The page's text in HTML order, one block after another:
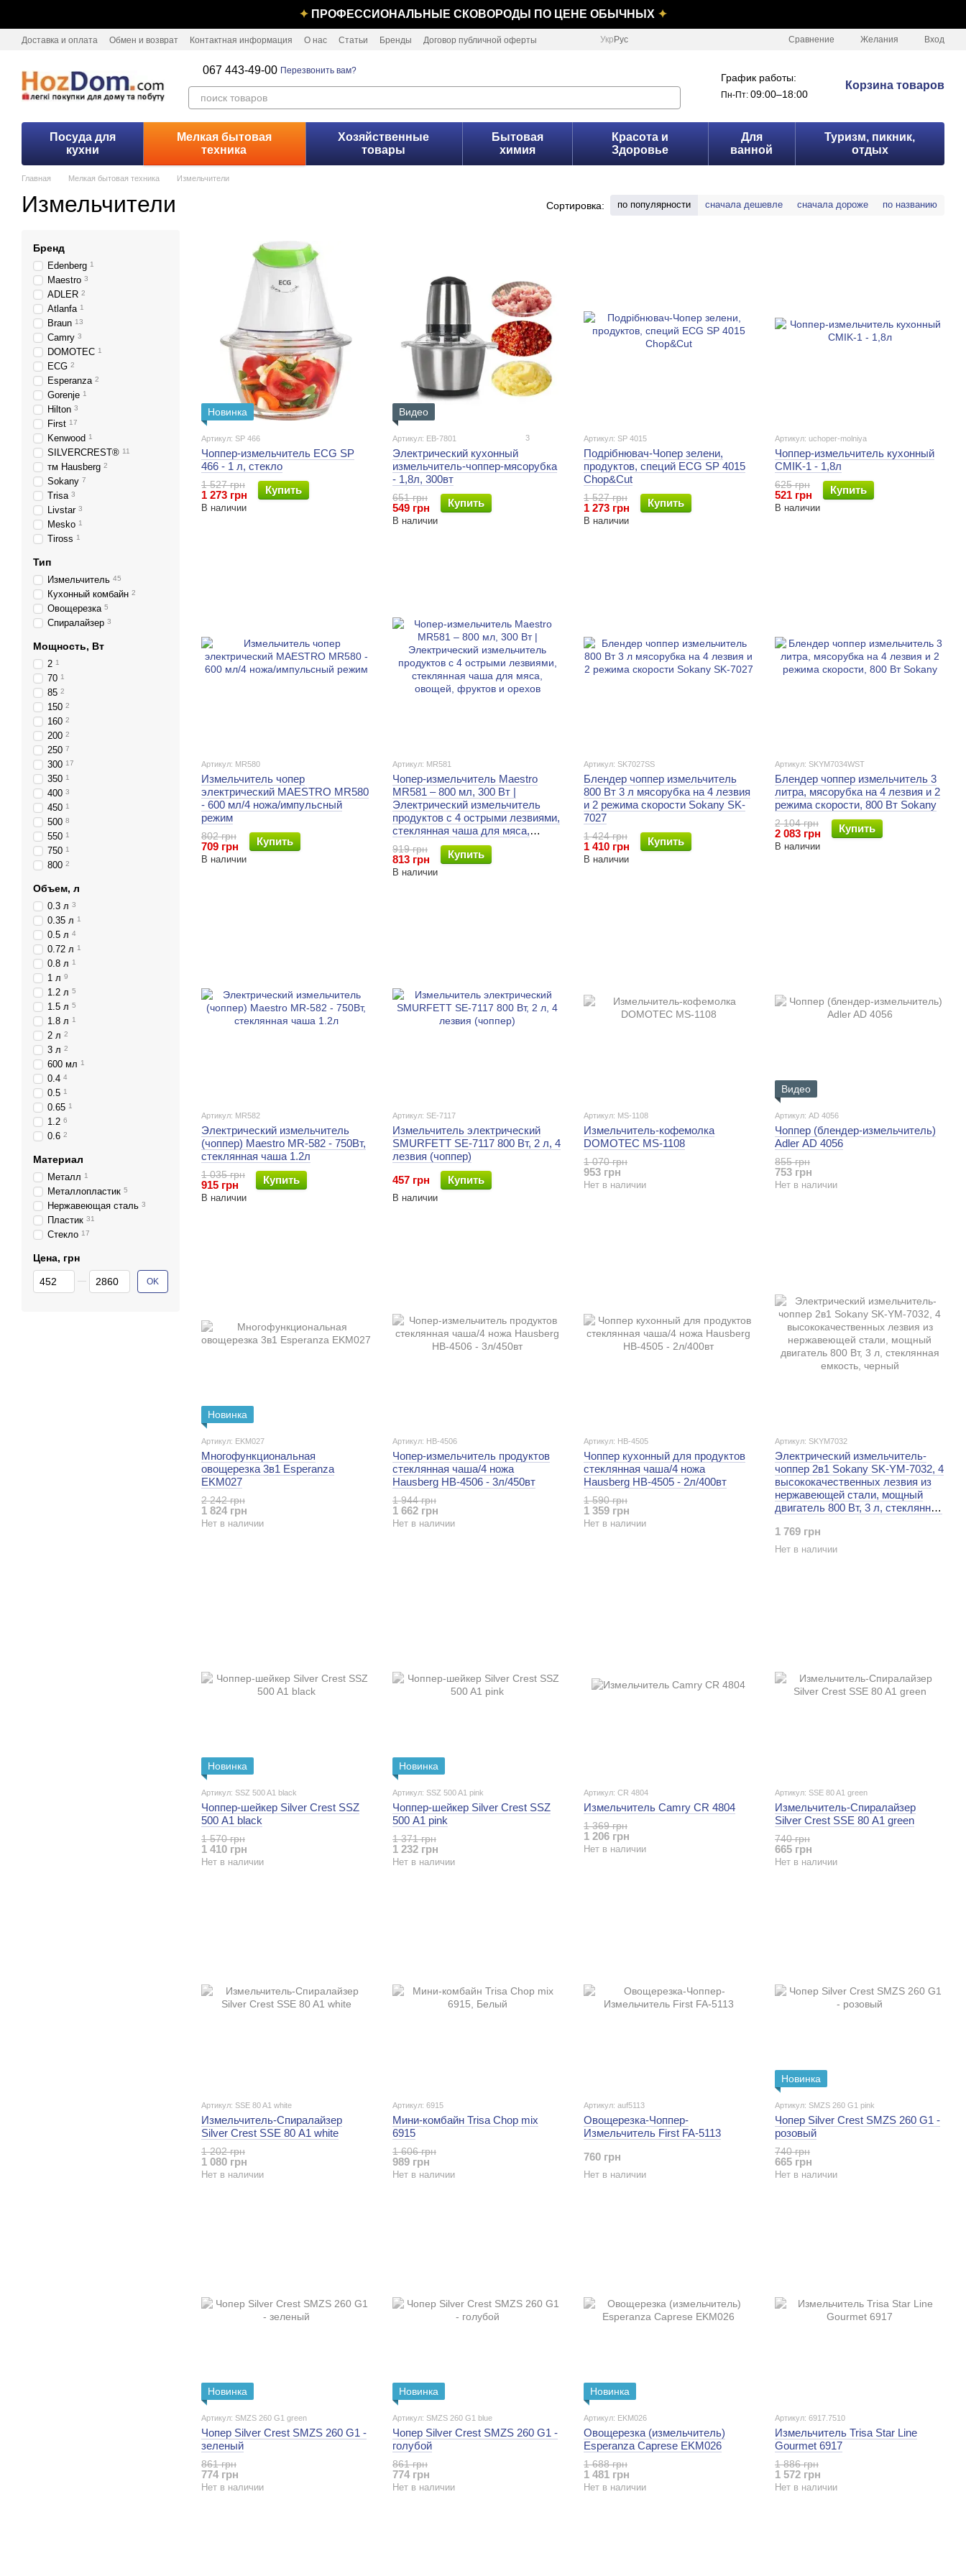
✦ ПРОФЕССИОНАЛЬНЫЕ СКОВОРОДЫ ПО ЦЕНЕ ОБЫЧНЫХ ✦
Доставка и оплата Обмен и возврат Контактная информация О нас Статьи Бренды Договор публичной оферты Укр Рус Сравнение Желания Вход
067 443-49-00 Перезвонить вам?
График работы:
Пн-Пт: 09:00–18:00
Корзина товаров
Посуда для
кухни
Мелкая бытовая
техника
Хозяйственные
товары
Бытовая
химия
Красота и
Здоровье
Для
ванной
Туризм, пикник,
отдых
Главная Мелкая бытовая техника Измельчители
Измельчители Сортировка: по популярности сначала дешевле сначала дороже по названию
Новинка
Артикул: SP 466
Чоппер-измельчитель ECG SP
466 - 1 л, стекло
1 527 грн
1 273 грн Купить
В наличии
Видео
Артикул: EB-7801 3
Электрический кухонный
измельчитель-чоппер-мясорубка
- 1,8л, 300вт
651 грн
549 грн Купить
В наличии
Артикул: SP 4015
Подрібнювач-Чопер зелени,
продуктов, специй ECG SP 4015
Chop&Cut
1 527 грн
1 273 грн Купить
В наличии
Артикул: uchoper-molniya
Чоппер-измельчитель кухонный
CMIK-1 - 1,8л
625 грн
521 грн Купить
В наличии
Артикул: MR580
Измельчитель чопер
электрический MAESTRO MR580
- 600 мл/4 ножа/импульсный
режим
802 грн
709 грн Купить
В наличии
Артикул: MR581
Чопер-измельчитель Maestro
MR581 – 800 мл, 300 Вт |
Электрический измельчитель
продуктов с 4 острыми лезвиями,
стеклянная чаша для мяса,
овощей, фруктов и орехов
919 грн
813 грн Купить
В наличии
Артикул: SK7027SS
Блендер чоппер измельчитель
800 Вт 3 л мясорубка на 4 лезвия
и 2 режима скорости Sokany SK-
7027
1 424 грн
1 410 грн Купить
В наличии
Артикул: SKYM7034WST
Блендер чоппер измельчитель 3
литра, мясорубка на 4 лезвия и 2
режима скорости, 800 Вт Sokany
2 104 грн
2 083 грн Купить
В наличии
Артикул: MR582
Электрический измельчитель
(чоппер) Maestro MR-582 - 750Вт,
стеклянная чаша 1.2л
1 035 грн
915 грн Купить
В наличии
Артикул: SE-7117
Измельчитель электрический
SMURFETT SE-7117 800 Вт, 2 л, 4
лезвия (чоппер)
457 грн
Купить
В наличии
Артикул: MS-1108
Измельчитель-кофемолка
DOMOTEC MS-1108
1 070 грн
953 грн
Нет в наличии
Видео
Артикул: AD 4056
Чоппер (блендер-измельчитель)
Adler AD 4056
855 грн
753 грн
Нет в наличии
Новинка
Артикул: EKM027
Многофункциональная
овощерезка 3в1 Esperanza
EKM027
2 242 грн
1 824 грн
Нет в наличии
Артикул: HB-4506
Чопер-измельчитель продуктов
стеклянная чаша/4 ножа
Hausberg HB-4506 - 3л/450вт
1 944 грн
1 662 грн
Нет в наличии
Артикул: HB-4505
Чоппер кухонный для продуктов
стеклянная чаша/4 ножа
Hausberg HB-4505 - 2л/400вт
1 590 грн
1 359 грн
Нет в наличии
Артикул: SKYM7032
Электрический измельчитель-
чоппер 2в1 Sokany SK-YM-7032, 4
высококачественных лезвия из
нержавеющей стали, мощный
двигатель 800 Вт, 3 л, стеклянная
1 769 грн
Нет в наличии
Новинка
Артикул: SSZ 500 A1 black
Чоппер-шейкер Silver Crest SSZ
500 A1 black
1 570 грн
1 410 грн
Нет в наличии
Новинка
Артикул: SSZ 500 A1 pink
Чоппер-шейкер Silver Crest SSZ
500 A1 pink
1 371 грн
1 232 грн
Нет в наличии
Артикул: CR 4804
Измельчитель Camry CR 4804
1 369 грн
1 206 грн
Нет в наличии
Артикул: SSE 80 A1 green
Измельчитель-Спиралайзер
Silver Crest SSE 80 A1 green
740 грн
665 грн
Нет в наличии
Артикул: SSE 80 A1 white
Измельчитель-Спиралайзер
Silver Crest SSE 80 A1 white
1 202 грн
1 080 грн
Нет в наличии
Артикул: 6915
Мини-комбайн Trisa Сhop mix
6915
1 606 грн
989 грн
Нет в наличии
Артикул: auf5113
Овощерезка-Чоппер-
Измельчитель First FA-5113
760 грн
Нет в наличии
Новинка
Артикул: SMZS 260 G1 pink
Чопер Silver Crest SMZS 260 G1 -
розовый
740 грн
665 грн
Нет в наличии
Новинка
Артикул: SMZS 260 G1 green
Чопер Silver Crest SMZS 260 G1 -
зеленый
861 грн
774 грн
Нет в наличии
Новинка
Артикул: SMZS 260 G1 blue
Чопер Silver Crest SMZS 260 G1 -
голубой
861 грн
774 грн
Нет в наличии
Новинка
Артикул: EKM026
Овощерезка (измельчитель)
Esperanza Caprese EKM026
1 688 грн
1 481 грн
Нет в наличии
Артикул: 6917.7510
Измельчитель Trisa Star Line
Gourmet 6917
1 886 грн
1 572 грн
Нет в наличии
Бренд
Edenberg 1
Maestro 3
ADLER 2
Atlanfa 1
Braun 13
Camry 3
DOMOTEC 1
ECG 2
Esperanza 2
Gorenje 1
Hilton 3
First 17
Kenwood 1
SILVERCREST® 11
тм Hausberg 2
Sokany 7
Trisa 3
Livstar 3
Mesko 1
Tiross 1
Тип
Измельчитель 45
Кухонный комбайн 2
Овощерезка 5
Спиралайзер 3
Мощность, Вт
2 1
70 1
85 2
150 2
160 2
200 2
250 7
300 17
350 1
400 3
450 1
500 8
550 1
750 1
800 2
Объем, л
0.3 л 3
0.35 л 1
0.5 л 4
0.72 л 1
0.8 л 1
1 л 9
1.2 л 5
1.5 л 5
1.8 л 1
2 л 2
3 л 2
600 мл 1
0.4 4
0.5 1
0.65 1
1.2 6
0.6 2
Материал
Металл 1
Металлопластик 5
Нержавеющая сталь 3
Пластик 31
Стекло 17
Цена, грн
От Цена, грн
До Цена, грн OK